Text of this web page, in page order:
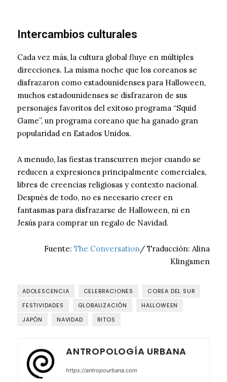
Intercambios culturales
Cada vez más, la cultura global fluye en múltiples
direcciones. La misma noche que los coreanos se
disfrazaron como estadounidenses para Halloween,
muchos estadounidenses se disfrazaron de sus
personajes favoritos del exitoso programa “Squid
Game”, un programa coreano que ha ganado gran
popularidad en Estados Unidos.
A menudo, las fiestas transcurren mejor cuando se
reducen a expresiones principalmente comerciales,
libres de creencias religiosas y contexto nacional.
Después de todo, no es necesario creer en
fantasmas para disfrazarse de Halloween, ni en
Jesús para comprar un regalo de Navidad.
Fuente: The Conversation/ Traducción: Alina
Klingsmen
ADOLESCENCIA CELEBRACIONES
COREA DEL SUR
FESTIVIDADES
GLOBALIZACIÓN
HALLOWEEN
JAPÓN
NAVIDAD RITOS
ANTROPOLOGÍA URBANA
https://antropourbana.com